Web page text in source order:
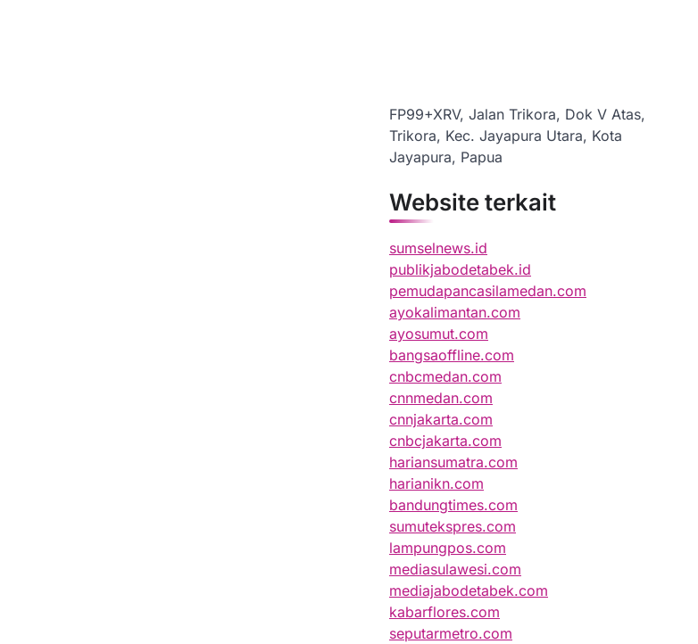
FP99+XRV, Jalan Trikora, Dok V Atas,
Trikora, Kec. Jayapura Utara, Kota
Jayapura, Papua
Website terkait
sumselnews.id
publikjabodetabek.id
pemudapancasilamedan.com
ayokalimantan.com
ayosumut.com
bangsaoffline.com
cnbcmedan.com
cnnmedan.com
cnnjakarta.com
cnbcjakarta.com
hariansumatra.com
harianikn.com
bandungtimes.com
sumutekspres.com
lampungpos.com
mediasulawesi.com
mediajabodetabek.com
kabarflores.com
seputarmetro.com